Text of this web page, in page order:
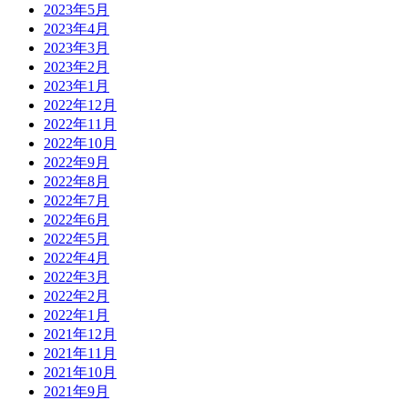
2023年5月
2023年4月
2023年3月
2023年2月
2023年1月
2022年12月
2022年11月
2022年10月
2022年9月
2022年8月
2022年7月
2022年6月
2022年5月
2022年4月
2022年3月
2022年2月
2022年1月
2021年12月
2021年11月
2021年10月
2021年9月